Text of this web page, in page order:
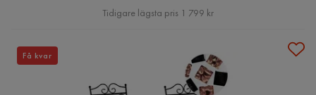
Pris
Tidigare lägsta pris 1 799 kr
Få kvar